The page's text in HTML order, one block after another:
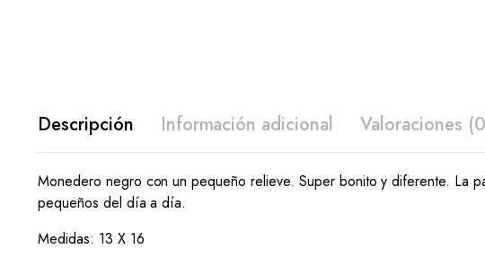
Descripción Información adicional Valoraciones
Monedero negro con un pequeño relieve. Super bonito y diferente. La
pequeños del día a día.
Medidas: 13 X 16